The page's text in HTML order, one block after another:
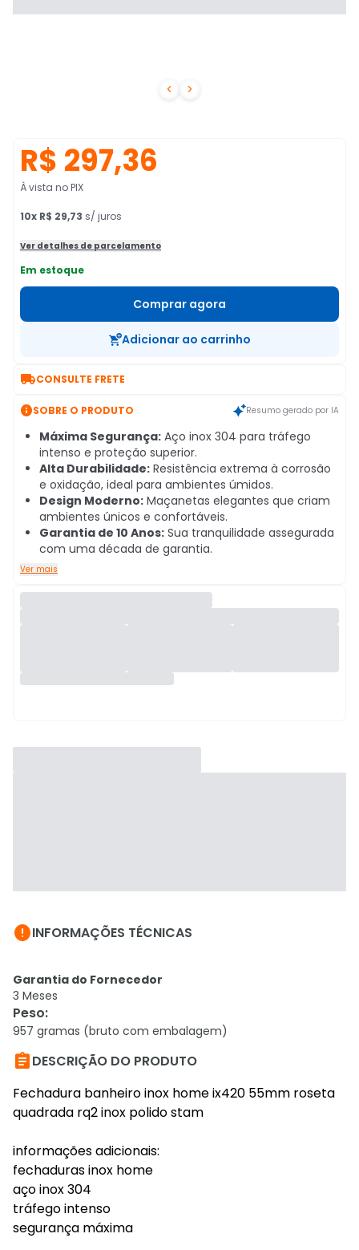
 
R$ 297,36
À vista no PIX
10x R$ 29,73 s/ juros
Ver detalhes de parcelamento
Em estoque
Comprar agora
Adicionar ao carrinho
CONSULTE FRETE
SOBRE O PRODUTO Resumo gerado por IA
Máxima Segurança: Aço inox 304 para tráfego
intenso e proteção superior.
Alta Durabilidade: Resistência extrema à corrosão
e oxidação, ideal para ambientes úmidos.
Design Moderno: Maçanetas elegantes que criam
ambientes únicos e confortáveis.
Garantia de 10 Anos: Sua tranquilidade assegurada
com uma década de garantia.
Ver mais
INFORMAÇÕES TÉCNICAS
Garantia do Fornecedor
3 Meses
Peso:
957 gramas (bruto com embalagem)
DESCRIÇÃO DO PRODUTO
Fechadura banheiro inox home ix420 55mm roseta
quadrada rq2 inox polido stam
informações adicionais:
fechaduras inox home
aço inox 304
tráfego intenso
segurança máxima